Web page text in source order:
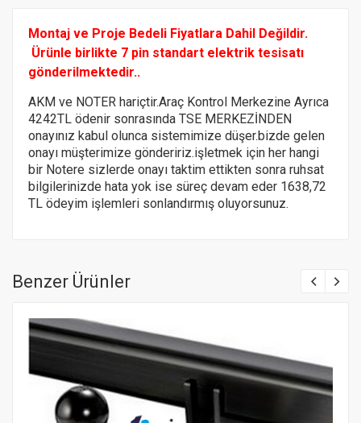
Montaj ve Proje Bedeli Fiyatlara Dahil Değildir.
Ürünle birlikte 7 pin standart elektrik tesisatı
gönderilmektedir..
AKM ve NOTER hariçtir.Araç Kontrol Merkezine Ayrıca
4242TL ödenir sonrasında TSE MERKEZİNDEN
onayınız kabul olunca sistemimize düşer.bizde gelen
onayı müşterimize göndeririz.işletmek için her hangi
bir Notere sizlerde onayı taktim ettikten sonra ruhsat
bilgilerinizde hata yok ise süreç devam eder 1638,72
TL ödeyim işlemleri sonlandırmış oluyorsunuz.
Benzer Ürünler